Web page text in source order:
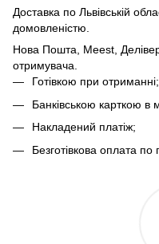
Доставка по Львівській
домовленістю.
Нова Пошта, Meest,
отримувача.
Готівкою при отриманні;
Банківською карткою в
Накладений платіж;
Безготівкова оплата по